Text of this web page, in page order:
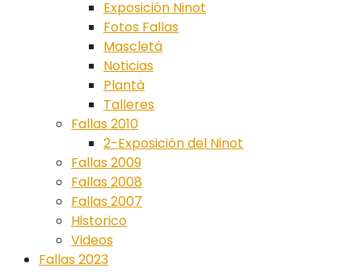
Exposición Ninot
Fotos Fallas
Mascletá
Noticias
Plantà
Talleres
Fallas 2010
2-Exposición del Ninot
Fallas 2009
Fallas 2008
Fallas 2007
Historico
Videos
Fallas 2023